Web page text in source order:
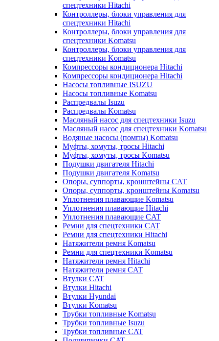
спецтехники Hitachi
Контроллеры, блоки управления для
спецтехники Hitachi
Контроллеры, блоки управления для
спецтехники Komatsu
Контроллеры, блоки управления для
спецтехники Komatsu
Компрессоры кондиционера Hitachi
Компрессоры кондиционера Hitachi
Насосы топливные ISUZU
Насосы топливные Komatsu
Распредвалы Isuzu
Распредвалы Komatsu
Масляный насос для спецтехники Isuzu
Масляный насос для спецтехники Komatsu
Водяные насосы (помпы) Komatsu
Муфты, хомуты, тросы Hitachi
Муфты, хомуты, тросы Komatsu
Подушки двигателя Hitachi
Подушки двигателя Komatsu
Опоры, суппорты, кронштейны CAT
Опоры, суппорты, кронштейны Komatsu
Уплотнения плавающие Komatsu
Уплотнения плавающие Hitachi
Уплотнения плавающие CAT
Ремни для спецтехники CAT
Ремни для спецтехники Hitachi
Натяжители ремня Komatsu
Ремни для спецтехники Komatsu
Натяжители ремня Hitachi
Натяжители ремня CAT
Втулки CAT
Втулки Hitachi
Втулки Hyundai
Втулки Komatsu
Трубки топливные Komatsu
Трубки топливные Isuzu
Трубки топливные CAT